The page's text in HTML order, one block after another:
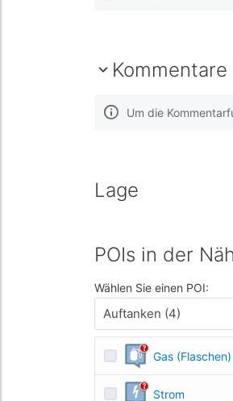
Kommentare
Um die
Lage
POIs in der
Wählen Sie einen POI:
Auftanken (4)
Gas (Flaschen)
Strom